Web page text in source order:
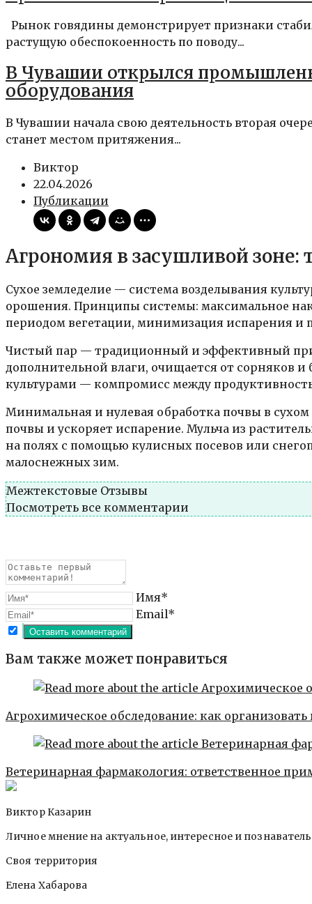
Рынок говядины демонстрирует признаки
растущую обеспокоенность по поводу...
В Чувашии открылся
оборудования
В Чувашии начала свою деятельность вторая
станет местом притяжения...
Виктор
22.04.2026
Публикации
Агрономия в засушливой зоне:
Сухое земледелие — система возделывания
орошения. Принципы системы: максимальное
периодом вегетации, минимизация испарения и
Чистый пар — традиционный и эффективный
дополнительной влаги, очищается от сорняков
культурами — компромисс между
Минимальная и нулевая обработка почвы в
почвы и ускоряет испарение. Мульча из
на полях с помощью кулисных посевов или
малоснежных зим.
Межтекстовые Отзывы
Посмотреть все комментарии
Имя*
Email*
Вам также может понравиться
Агрохимическое обследование: как организовать
Ветеринарная фармакология: ответственное
Виктор Казарин
Личное мнение на актуальное, интересное и
Своя территория
Елена Хабарова